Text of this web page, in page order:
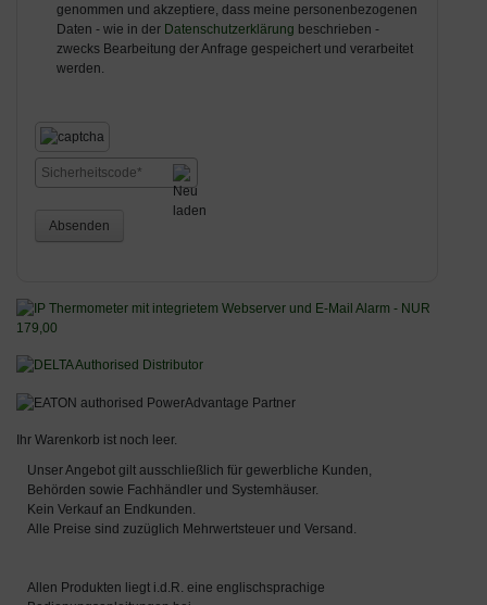
genommen und akzeptiere, dass meine personenbezogenen
Daten - wie in der Datenschutzerklärung beschrieben -
zwecks Bearbeitung der Anfrage gespeichert und verarbeitet
werden.
Absenden
Ihr Warenkorb ist noch leer.
Unser Angebot gilt ausschließlich für gewerbliche Kunden,
Behörden sowie Fachhändler und Systemhäuser.
Kein Verkauf an Endkunden.
Alle Preise sind zuzüglich Mehrwertsteuer und Versand.
Allen Produkten liegt i.d.R. eine englischsprachige